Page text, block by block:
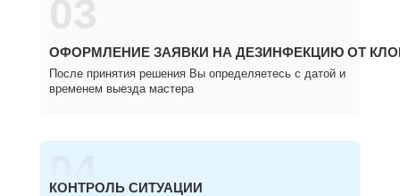
ОФОРМЛЕНИЕ ЗАЯВКИ НА ДЕЗИНФЕКЦИЮ ОТ
После принятия решения Вы определяетесь с датой и
временем выезда мастера
04
КОНТРОЛЬ СИТУАЦИИ